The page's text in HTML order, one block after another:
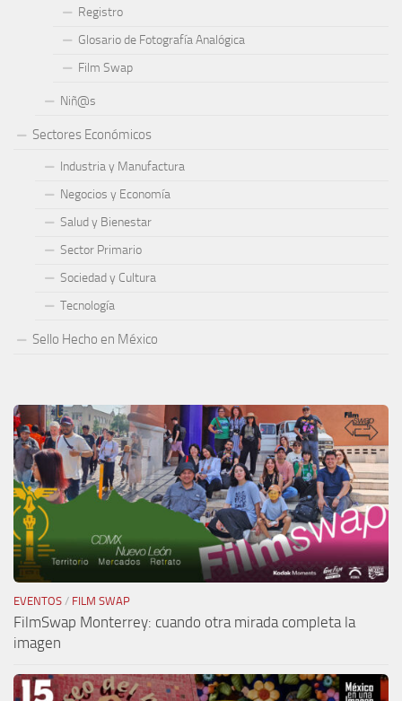
Registro
Glosario de Fotografía Analógica
Film Swap
Niñ@s
Sectores Económicos
Industria y Manufactura
Negocios y Economía
Salud y Bienestar
Sector Primario
Sociedad y Cultura
Tecnología
Sello Hecho en México
EVENTOS / FILM SWAP
FilmSwap Monterrey: cuando otra mirada completa la
imagen